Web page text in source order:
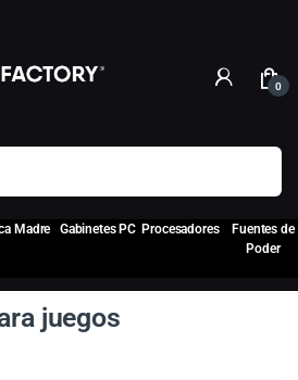
0
Madre Gabinetes PC Procesadores
Fuentes de
Poder
juegos
por precio: bajo a alto